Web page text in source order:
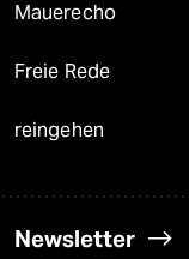
Mauerecho
Freie Rede
reingehen
Newsletter